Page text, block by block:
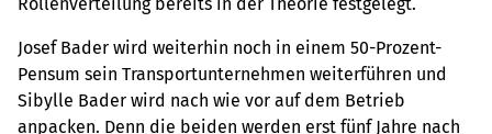
Josef Bader wird weiterhin noch in einem 50-Prozent-
Pensum sein Transportunternehmen weiterführen und
Sibylle Bader wird nach wie vor auf dem Betrieb
anpacken. Denn die beiden werden erst fünf Jahre nach